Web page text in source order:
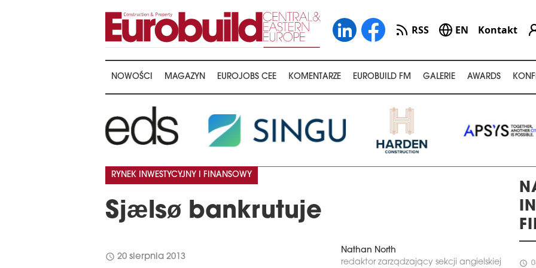
RSS EN Kontakt
NOWOŚCI MAGAZYN EUROJOBS CEE KOMENTARZE EUROBUILD FM GALERIE AWARDS
Sjælsø bankrutuje
RYNEK INWESTYCYJNY I FINANSOWY
schedule 20 sierpnia 2013
Nathan North
redaktor zarządzający sekcji angielskiej
schedule